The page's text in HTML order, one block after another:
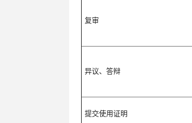
复审
异议、答辩
提交使用证明